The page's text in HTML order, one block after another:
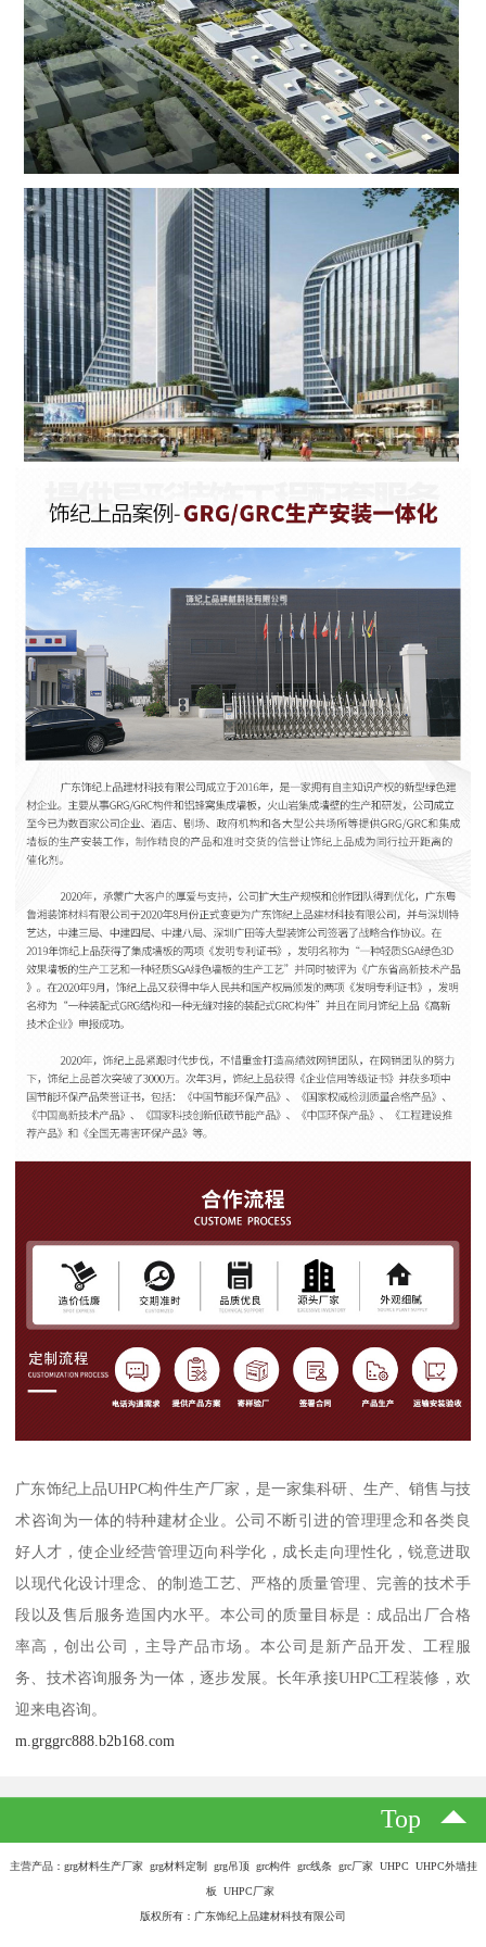
广东饰纪上品UHPC构件生产厂家，是一家集科研、生产、销售与技
术咨询为一体的特种建材企业。公司不断引进的管理理念和各类良
好人才，使企业经营管理迈向科学化，成长走向理性化，锐意进取
以现代化设计理念、的制造工艺、严格的质量管理、完善的技术手
段以及售后服务造国内水平。本公司的质量目标是：成品出厂合格
率高，创出公司，主导产品市场。本公司是新产品开发、工程服
务、技术咨询服务为一体，逐步发展。长年承接UHPC工程装修，欢
迎来电咨询。
m.grggrc888.b2b168.com
Top
主营产品：grg材料生产厂家 grg材料定制 grg吊顶 grc构件 grc线条 grc厂家 UHPC UHPC外墙挂
板 UHPC厂家
版权所有：广东饰纪上品建材科技有限公司